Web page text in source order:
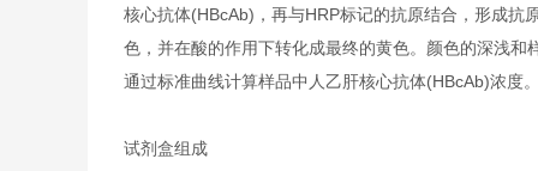
核心抗体(HBcAb)，再与HRP标记的抗原结合，形成
色，并在酸的作用下转化成最终的黄色。颜色的深浅
通过标准曲线计算样品中人乙肝核心抗体(HBcAb)浓度
试剂盒组成